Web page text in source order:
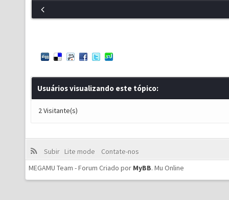
Usuários visualizando este tópico:
2 Visitante(s)
Subir Lite mode
Contate-nos
MEGAMU Team - Forum Criado por MyBB. Mu Online